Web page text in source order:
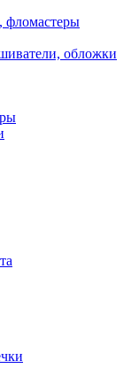
фломастеры
обложки